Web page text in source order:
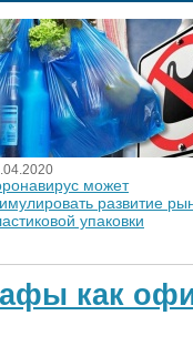
может
развитие
упаковки
как